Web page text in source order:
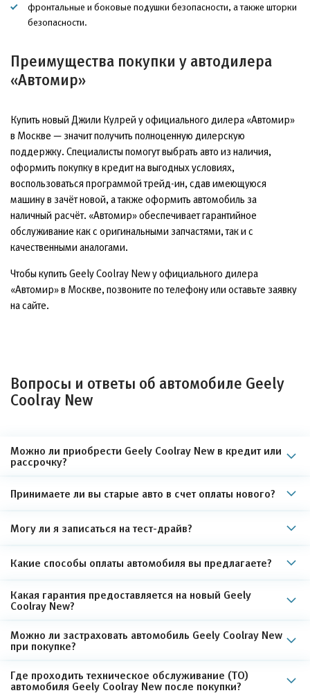
фронтальные и боковые подушки безопасности, а также шторки
безопасности.
Преимущества покупки у автодилера
«Автомир»
Купить новый Джили Кулрей у официального дилера «Автомир»
в Москве — значит получить полноценную дилерскую
поддержку. Специалисты помогут выбрать авто из наличия,
оформить покупку в кредит на выгодных условиях,
воспользоваться программой трейд-ин, сдав имеющуюся
машину в зачёт новой, а также оформить автомобиль за
наличный расчёт. «Автомир» обеспечивает гарантийное
обслуживание как с оригинальными запчастями, так и с
качественными аналогами.
Чтобы купить Geely Coolray New у официального дилера
«Автомир» в Москве, позвоните по телефону или оставьте заявку
на сайте.
Вопросы и ответы об автомобиле Geely
Coolray New
Можно ли приобрести Geely Coolray New в кредит или
рассрочку?
Принимаете ли вы старые авто в счет оплаты нового?
Могу ли я записаться на тест-драйв?
Какие способы оплаты автомобиля вы предлагаете?
Какая гарантия предоставляется на новый Geely
Coolray New?
Можно ли застраховать автомобиль Geely Coolray New
при покупке?
Где проходить техническое обслуживание (ТО)
автомобиля Geely Coolray New после покупки?